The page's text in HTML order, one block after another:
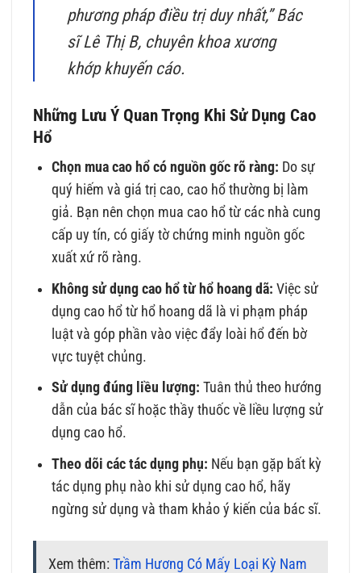
phương pháp điều trị duy nhất,”Bác
sĩ Lê Thị B, chuyên khoa xương
khớpkhuyến cáo.
Những Lưu Ý Quan Trọng Khi Sử Dụng Cao
Hổ
Chọn mua cao hổ có nguồn gốc rõ ràng: Do sự
quý hiếm và giá trị cao, cao hổ thường bị làm
giả. Bạn nên chọn mua cao hổ từ các nhà cung
cấp uy tín, có giấy tờ chứng minh nguồn gốc
xuất xứ rõ ràng.
Không sử dụng cao hổ từ hổ hoang dã: Việc sử
dụng cao hổ từ hổ hoang dã là vi phạm pháp
luật và góp phần vào việc đẩy loài hổ đến bờ
vực tuyệt chủng.
Sử dụng đúng liều lượng: Tuân thủ theo hướng
dẫn của bác sĩ hoặc thầy thuốc về liều lượng sử
dụng cao hổ.
Theo dõi các tác dụng phụ: Nếu bạn gặp bất kỳ
tác dụng phụ nào khi sử dụng cao hổ, hãy
ngừng sử dụng và tham khảo ý kiến của bác sĩ.
Xem thêm:Trầm Hương Có Mấy Loại Kỳ Nam